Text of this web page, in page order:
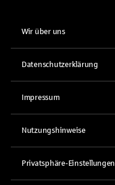
Wir über uns
Datenschutzerklärung
Impressum
Nutzungshinweise
Privatsphäre-Einstellungen